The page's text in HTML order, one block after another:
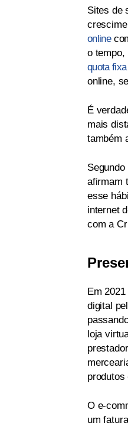
Sites de
online
o tempo,
quota
online,
É
mais
também
afirmam
esse
internet
com a
Em
digital
loja
O e-
um